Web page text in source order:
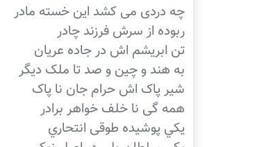
چه دردی می کشد اين خسته مادر
ربوده از سرش فرزند چادر
تن ابريشم اش در جاده عريان
به هند و چین و صد تا ملک دیگر
شير پاک اش حرام جان نا پاک
همه گی نا خلف خواهر برادر
يکي پوشيده طوقی انتحاري